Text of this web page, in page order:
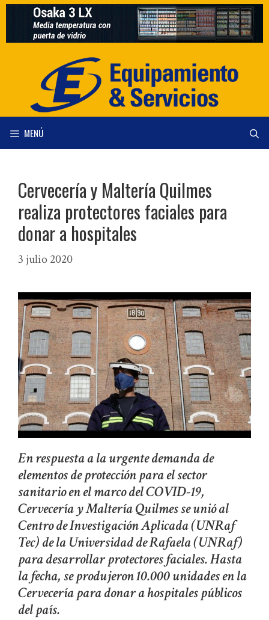
Saltar
contenido
MENÚ
Cervecería y Maltería Quilmes
realiza protectores faciales para
donar a hospitales
3 julio 2020
En respuesta a la urgente demanda de
elementos de protección para el sector
sanitario en el marco del COVID-19,
Cervecería y Maltería Quilmes se unió al
Centro de Investigación Aplicada (UNRaf
Tec) de la Universidad de Rafaela (UNRaf)
para desarrollar protectores faciales. Hasta
la fecha, se produjeron 10.000 unidades en la
Cervecería para donar a hospitales públicos
del país.